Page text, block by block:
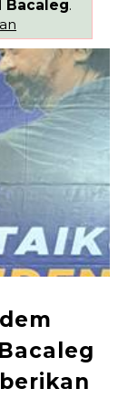
Bacaleg.